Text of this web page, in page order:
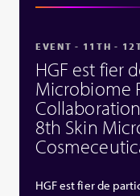
EVENT - 11TH -
HGF est fier
Microbiome
8th Skin
HGF est fier de